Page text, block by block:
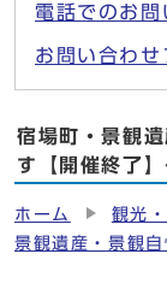
電話でのお問
お問い合わせ
宿場町・景観
す【開催終了
ホーム
観光
景観遺産・景観自